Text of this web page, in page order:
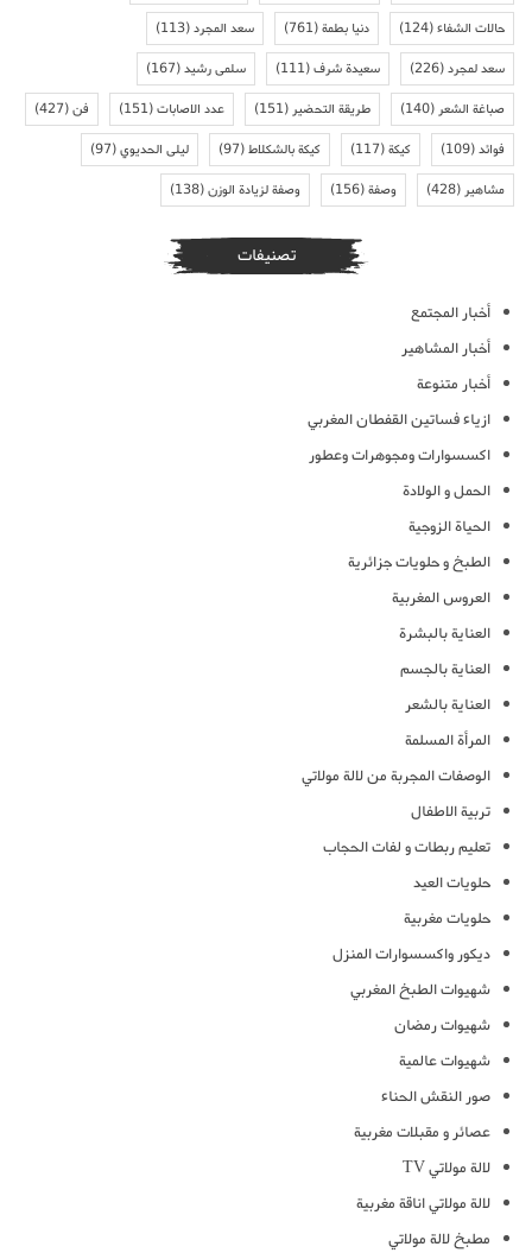
حالات الشفاء(124) دنيا بطمة(761) سعد المجرد(113)
سعد لمجرد(226) سعيدة شرف(111) سلمى رشيد(167)
صباغة الشعر(140) طريقة التحضير(151) عدد الاصابات(151) فن(427)
فوائد(109) كيكة(117) كيكة بالشكلاط(97) ليلى الحديوي(97)
مشاهير(428) وصفة(156) وصفة لزيادة الوزن(138)
تصنيفات
أخبار المجتمع
أخبار المشاهير
أخبار متنوعة
ازياء فساتين القفطان المغربي
اكسسوارات ومجوهرات وعطور
الحمل و الولادة
الحياة الزوجية
الطبخ و حلويات جزائرية
العروس المغربية
العناية بالبشرة
العناية بالجسم
العناية بالشعر
المرأة المسلمة
الوصفات المجربة من لالة مولاتي
تربية الاطفال
تعليم ربطات و لفات الحجاب
حلويات العيد
حلويات مغربية
ديكور واكسسوارات المنزل
شهيوات الطبخ المغربي
شهيوات رمضان
شهيوات عالمية
صور النقش الحناء
عصائر و مقبلات مغربية
لالة مولاتي TV
لالة مولاتي اناقة مغربية
مطبخ لالة مولاتي